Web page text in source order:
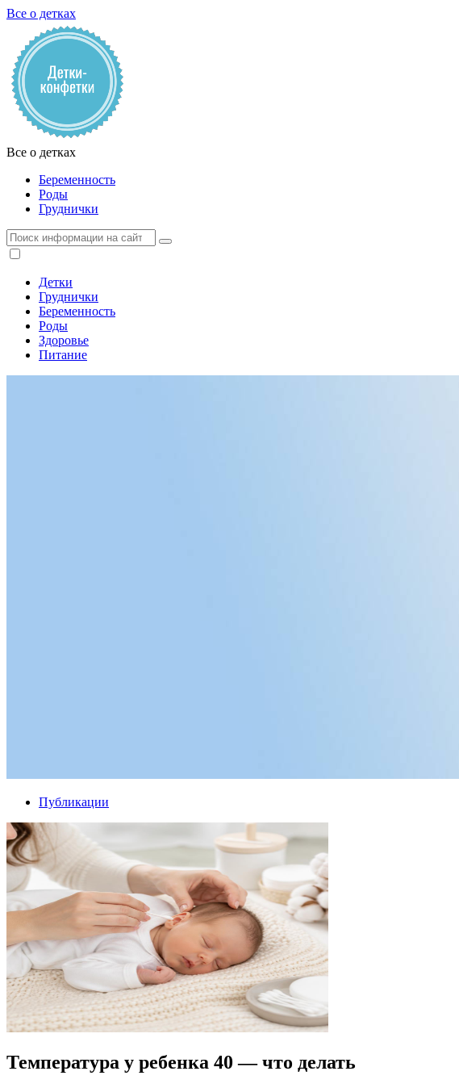
Все о детках
Все о детках
Беременность
Роды
Груднички
Детки
Груднички
Беременность
Роды
Здоровье
Питание
Публикации
Температура у ребенка 40 — что делать